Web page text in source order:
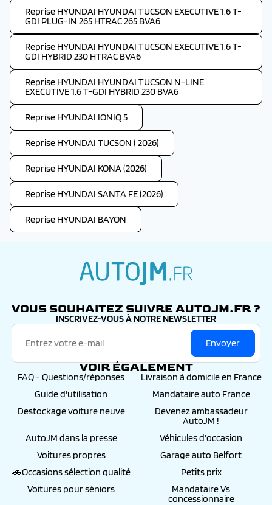
Reprise HYUNDAI HYUNDAI TUCSON EXECUTIVE 1.6 T-
GDI PLUG-IN 265 HTRAC 265 BVA6
Reprise HYUNDAI HYUNDAI TUCSON EXECUTIVE 1.6 T-
GDI HYBRID 230 HTRAC BVA6
Reprise HYUNDAI HYUNDAI TUCSON N-LINE
EXECUTIVE 1.6 T-GDI HYBRID 230 BVA6
Reprise HYUNDAI IONIQ 5
Reprise HYUNDAI TUCSON ( 2026)
Reprise HYUNDAI KONA (2026)
Reprise HYUNDAI SANTA FE (2026)
Reprise HYUNDAI BAYON
VOUS SOUHAITEZ SUIVRE AUTOJM.FR ?
INSCRIVEZ-VOUS À NOTRE NEWSLETTER
Envoyer
VOIR ÉGALEMENT
FAQ - Questions/réponses
Livraison à domicile en France
Guide d'utilisation
Mandataire auto France
Destockage voiture neuve
Devenez ambassadeur
AutoJM !
AutoJM dans la presse
Véhicules d'occasion
Voitures propres
Garage auto Belfort
🚗Occasions sélection qualité
Petits prix
Voitures pour séniors
Mandataire Vs
concessionnaire